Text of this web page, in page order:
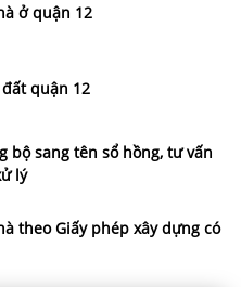
ở quận 12
quận 12
bộ sang tên sổ hồng, tư vấn
lý
theo Giấy phép xây dựng có